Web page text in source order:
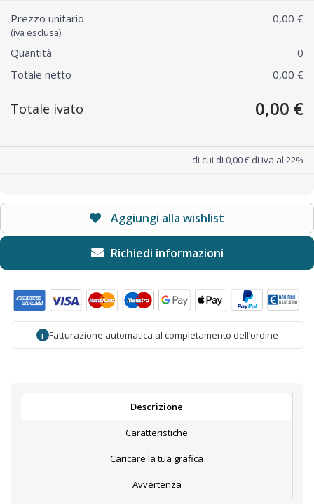
Prezzo unitario
(iva esclusa)
0,00 €
Quantità
0
Totale netto
0,00 €
Totale ivato 0,00 €
di cui di 0,00 € di iva al 22%
Aggiungi alla wishlist
i Fatturazione automatica al completamento dell’ordine
Descrizione
Caratteristiche
Caricare la tua grafica
Avvertenza